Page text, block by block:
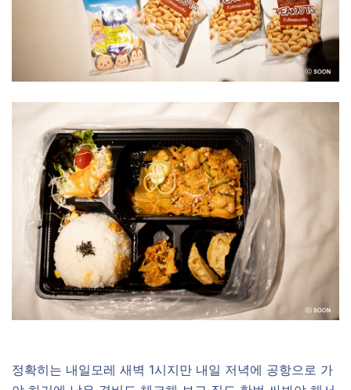
정확히는 내일모레 새벽 1시지만 내일 저녁에 공항으로 가